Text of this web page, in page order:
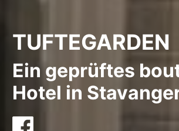
TUFTEGARDEN
Ein geprüftes
Hotel in